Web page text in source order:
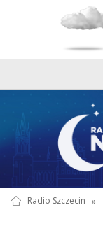
Radio Szczecin »